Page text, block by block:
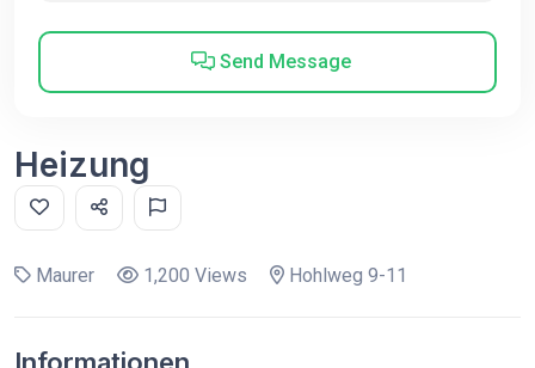
Send Message
Heizung
Maurer 1,200 Views Hohlweg 9-11